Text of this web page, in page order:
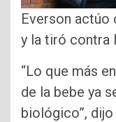
Everson actúo
y la tiró contra
“Lo que más
de la bebe ya
biológico”,